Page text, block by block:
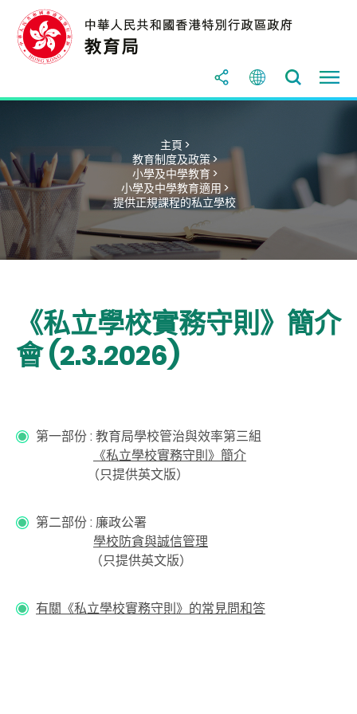
主頁 >
教育制度及政策 >
小學及中學教育 >
小學及中學教育適用 >
提供正規課程的私立學校
《私立學校實務守則》簡介
會 (2.3.2026)
第一部份 : 教育局學校管治與效率第三組
《私立學校實務守則》簡介
（只提供英文版）
第二部份 :廉政公署
學校防貪與誠信管理
（只提供英文版）
有關《私立學校實務守則》的常見問和答